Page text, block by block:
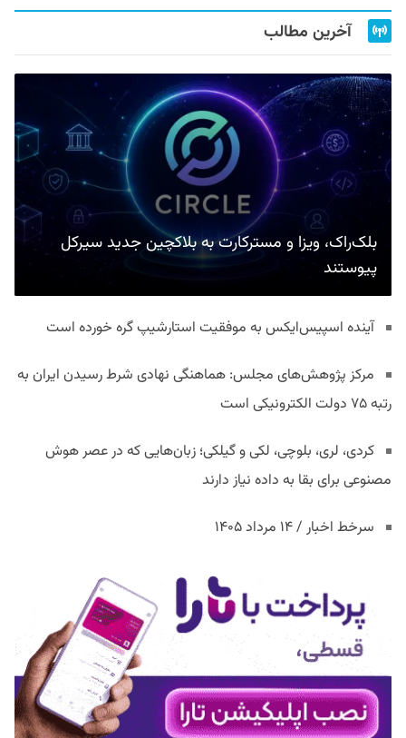
آخرین مطالب
بلک‌راک، ویزا و مسترکارت به بلاکچین جدید سیرکل
پیوستند
آینده اسپیس‌ایکس به موفقیت استارشیپ گره خورده است
مرکز پژوهش‌های مجلس: هماهنگی نهادی شرط رسیدن ایران به
رتبه ۷۵ دولت الکترونیکی است
کردی، لری، بلوچی، لکی و گیلکی؛ زبان‌هایی که در عصر هوش
مصنوعی برای بقا به داده نیاز دارند
سرخط اخبار / ۱۴ مرداد ۱۴۰۵